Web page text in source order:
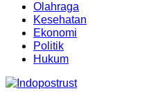
Olahraga
Kesehatan
Ekonomi
Politik
Hukum